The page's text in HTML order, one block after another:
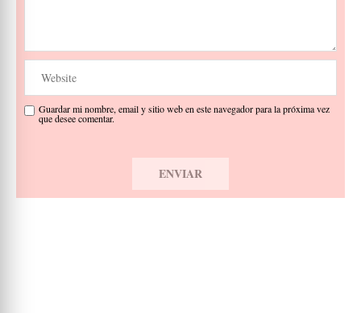
Guardar mi nombre, email y sitio web en este navegador para la próxima vez
que desee comentar.